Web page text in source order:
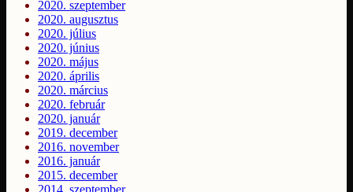
2020. szeptember
2020. augusztus
2020. július
2020. június
2020. május
2020. április
2020. március
2020. február
2020. január
2019. december
2016. november
2016. január
2015. december
2014. szeptember